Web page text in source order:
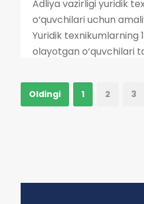
Adliya vazirligi yuridik
o‘quvchilari uchun
Yuridik texnikumlarning
olayotgan o‘quvchilari
Oldingi 1 2 3